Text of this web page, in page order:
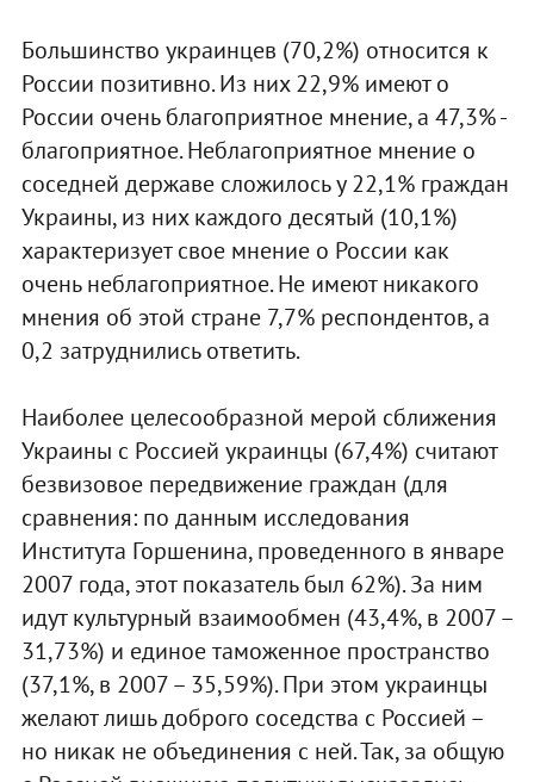
Большинство украинцев (70,2%) относится к
России позитивно. Из них 22,9% имеют о
России очень благоприятное мнение, а 47,3% -
благоприятное. Неблагоприятное мнение о
соседней державе сложилось у 22,1% граждан
Украины, из них каждого десятый (10,1%)
характеризует свое мнение о России как
очень неблагоприятное. Не имеют никакого
мнения об этой стране 7,7% респондентов, а
0,2 затруднились ответить.
Наиболее целесообразной мерой сближения
Украины с Россией украинцы (67,4%) считают
безвизовое передвижение граждан (для
сравнения: по данным исследования
Института Горшенина, проведенного в январе
2007 года, этот показатель был 62%). За ним
идут культурный взаимообмен (43,4%, в 2007 –
31,73%) и единое таможенное пространство
(37,1%, в 2007 – 35,59%). При этом украинцы
желают лишь доброго соседства с Россией –
но никак не объединения с ней. Так, за общую